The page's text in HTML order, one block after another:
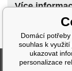
Více
Fakturační
Domácí
souhlas k
ukazovat
personalizace